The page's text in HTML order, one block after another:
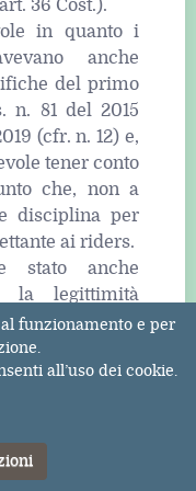
36 Cost.).
in quanto i
anche
del primo
n. 81 del 2015
(cfr. n. 12) e,
tener conto
che, non a
disciplina per
ai riders.
stato anche
la legittimità
dell’art. 2
irrazionalità e
in cui prevede
trova la sua
situazione in
e dei doveri
funzionamento e per
all’uso dei cookie.